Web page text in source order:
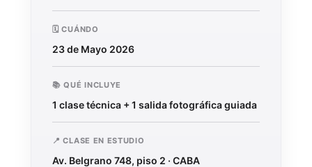
🗓️ CUÁNDO
23 de Mayo 2026
📚 QUÉ INCLUYE
1 clase técnica + 1 salida fotográfica guiada
📍 CLASE EN ESTUDIO
Av. Belgrano 748, piso 2 · CABA